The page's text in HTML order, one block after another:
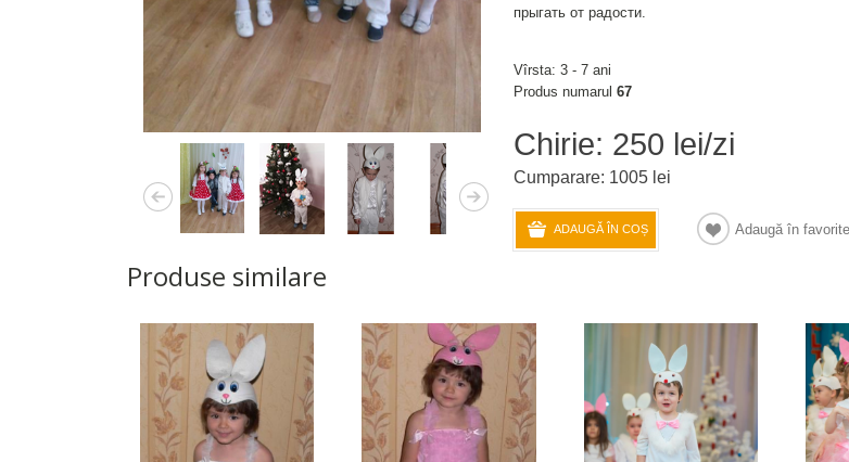
прыгать от радости.
Vîrsta: 3 - 7 ani
Produs numarul 67
Chirie: 250 lei/zi
Cumparare: 1005 lei
ADAUGĂ ÎN COȘ Adaugă în favorite
Produse similare